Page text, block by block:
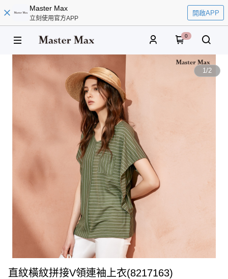
Master Max
立刻使用官方APP
開啟APP
0
1/2
直紋橫紋拼接V領連袖上衣(8217163)